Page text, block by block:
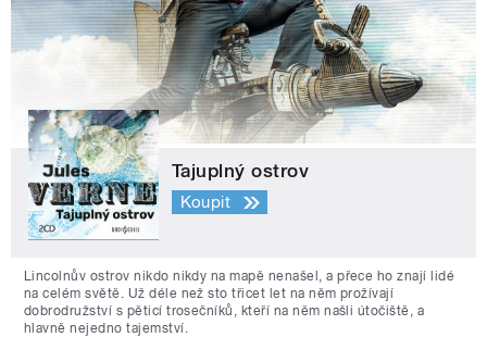
Tajuplný ostrov
Koupit
Lincolnův ostrov nikdo nikdy na mapě nenašel, a přece ho znají lidé
na celém světě. Už déle než sto třicet let na něm prožívají
dobrodružství s pěticí trosečníků, kteří na něm našli útočiště, a
hlavně nejedno tajemství.